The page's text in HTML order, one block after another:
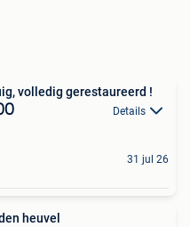
volledig gerestaureerd !
Details
31 jul 26
heuvel